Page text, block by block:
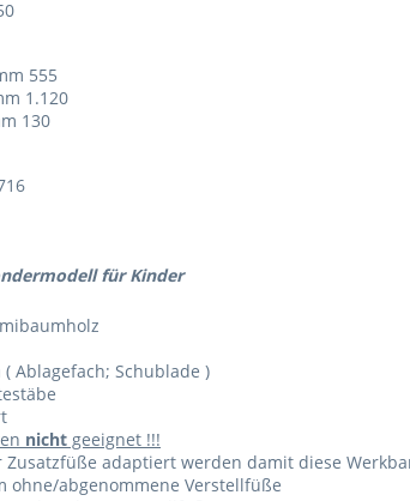
555
1.120
130
für Kinder
Ablagefach; Schublade )
nicht geeignet !!!
adaptiert werden damit diese
ohne/abgenommene Verstellfüße